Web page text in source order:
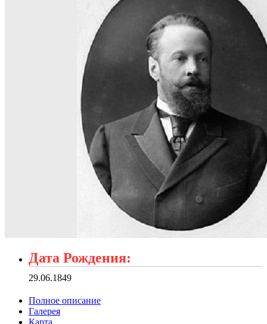
Дата Рождения:
29.06.1849
Полное описание
Галерея
Карта